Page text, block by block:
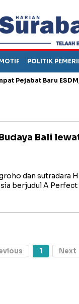
POLITIK
Baru ESDM,
Bali
dan sutradara
berjudul A Perfect
1 Next